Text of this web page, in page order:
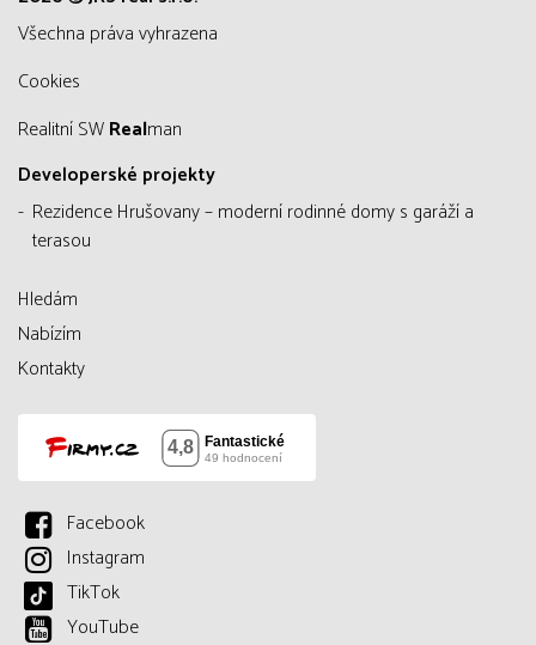
všechna práva vyhrazena
Cookies
Realitní SWRealman
Developerské projekty
Rezidence Hrušovany – moderní rodinné domy s garáží a
terasou
Hledám
Nabízím
Kontakty
Facebook
Instagram
TikTok
YouTube